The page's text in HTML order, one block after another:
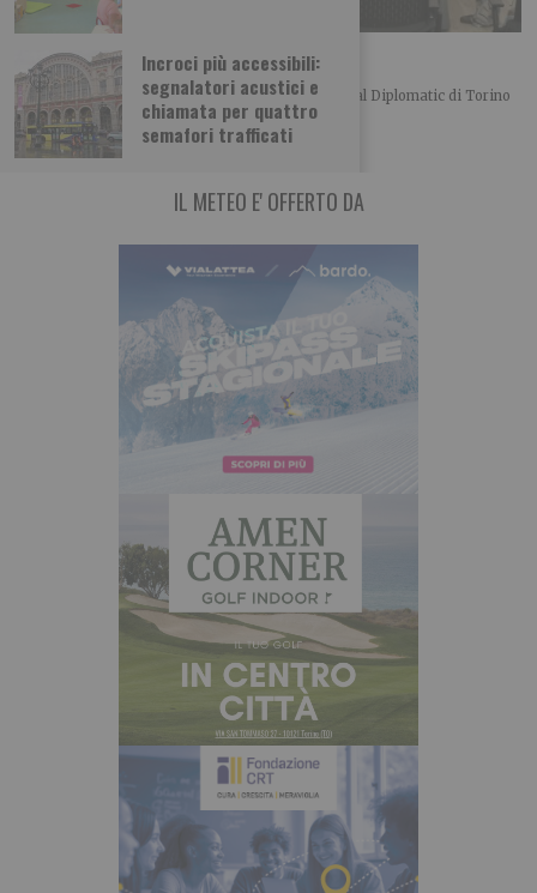
Incroci più accessibili:
segnalatori acustici e
chiamata per quattro
semafori trafficati
L’importanza del centro in politica
Merlo, Nallo e Giachino a confronto Bel convegno al Diplomatic di Torino
organizzato dalla UDC torinese
IL METEO E' OFFERTO DA